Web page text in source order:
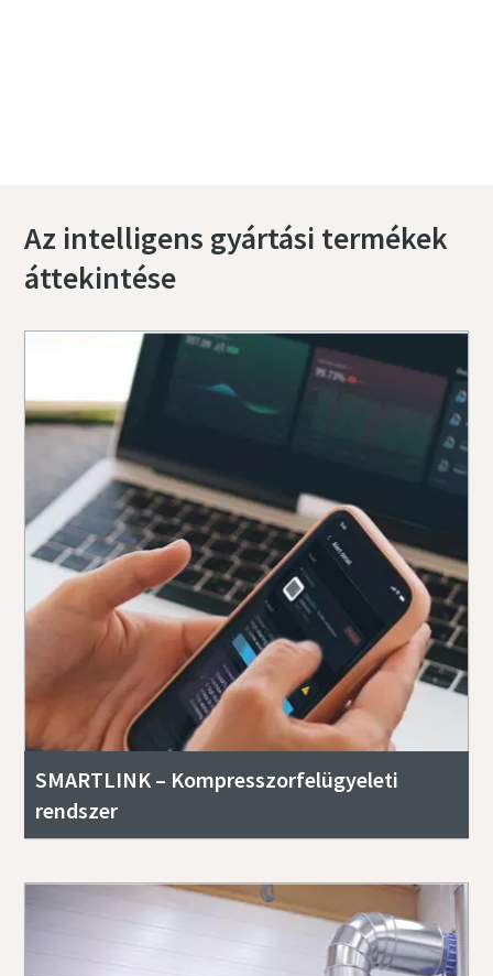
Az intelligens gyártási termékek
áttekintése
SMARTLINK – Kompresszorfelügyeleti
rendszer